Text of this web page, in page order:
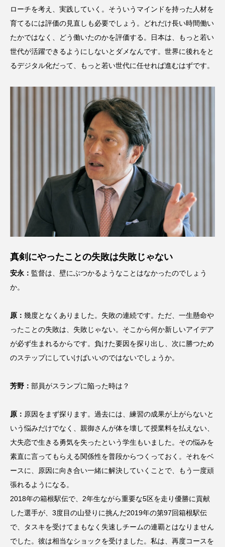
ローチを考え、実践していく。そういうマインドを持った人材を
育てるには評価の見直しも必要でしょう。どれだけ長い時間働い
たかではなく、どう働いたのかを評価する。日本は、もっと若い
世代が活躍できるようにしないとダメなんです。世界に後れをと
るデジタル化だって、もっと若い世代に任せれば進むはずです。
真剣にやったことの失敗は失敗じゃない
安永： 監督は、壁にぶつかるようなことはなかったのでしょう
か。
原： 幾度となくありました。失敗の連続です。ただ、一生懸命や
ったことの失敗は、失敗じゃない。そこから何か新しいアイデア
が必ず生まれるからです。負けた要因を探り出し、次に勝つため
のステップにしていけばいいのではないでしょうか。
芳野： 部員がスランプに陥った時は？
原： 原因をまず探ります。過去には、練習の成果が上がらないと
いう悩みだけでなく、親御さんが体を壊して授業料を払えない、
大失恋で生きる勇気を失ったという学生もいました。その悩みを
素直に言ってもらえる関係性を普段からつくっておく。それをベ
ースに、原因に向き合い一緒に解決していくことで、もう一度頑
張れるようになる。
2018年の箱根駅伝で、2年生ながら重要な5区を走り優勝に貢献
した選手が、3度目の山登りに挑んだ2019年の第97回箱根駅伝
で、タスキを受けてまもなく失速しチームの連覇とはなりません
でした。彼は相当なショックを受けました。私は、再度コースを